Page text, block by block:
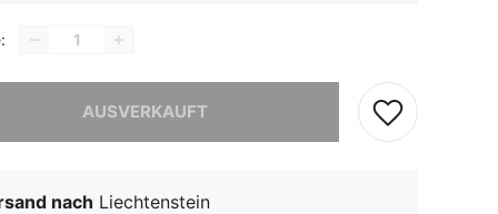
AUSVERKAUFT
Produkt ist ausverkauft.
nach Liechtenstein